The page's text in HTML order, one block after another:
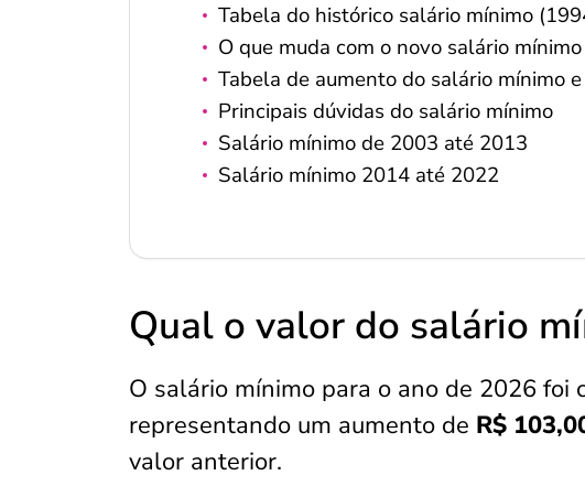
Tabela do histórico salário mínimo
O que muda com o novo salário
Tabela de aumento do salário mínimo
Principais dúvidas do salário mínimo
Salário mínimo de 2003 até 2013
Salário mínimo 2014 até 2022
Qual o valor do salário
O salário mínimo para o ano de 2026 foi
representando um aumento de R$
valor anterior.